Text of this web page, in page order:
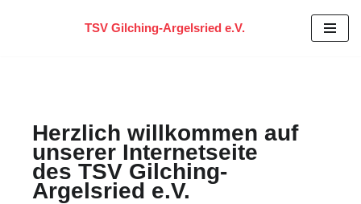
TSV Gilching-Argelsried e.V.
Herzlich willkommen auf
unserer Internetseite
des TSV Gilching-
Argelsried e.V.